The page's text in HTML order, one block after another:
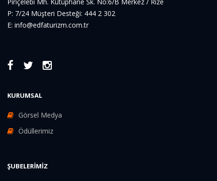
P: 7/24 Müşteri Desteği: 444 2 302
E: info@edfaturizm.com.tr
KURUMSAL
Görsel Medya
Ödüllerimiz
ŞUBELERIMIZ